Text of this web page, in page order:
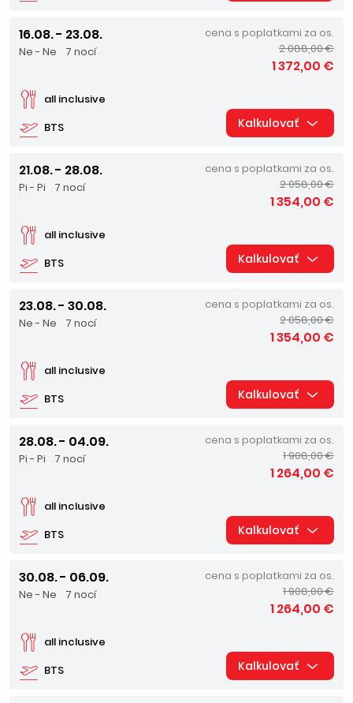
16.08. - 23.08.
Ne - Ne 7 nocí
BTS
all inclusive
cena s poplatkami za os.
2 088,00 €
1 372,00 €
Kalkulovať
21.08. - 28.08.
Pi - Pi 7 nocí
BTS
all inclusive
cena s poplatkami za os.
2 058,00 €
1 354,00 €
Kalkulovať
23.08. - 30.08.
Ne - Ne 7 nocí
BTS
all inclusive
cena s poplatkami za os.
2 058,00 €
1 354,00 €
Kalkulovať
28.08. - 04.09.
Pi - Pi 7 nocí
BTS
all inclusive
cena s poplatkami za os.
1 908,00 €
1 264,00 €
Kalkulovať
30.08. - 06.09.
Ne - Ne 7 nocí
BTS
all inclusive
cena s poplatkami za os.
1 908,00 €
1 264,00 €
Kalkulovať